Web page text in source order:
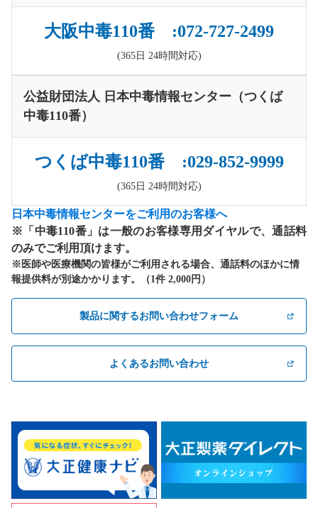
大阪中毒110番 :072-727-2499
(365日 24時間対応)
公益財団法人 日本中毒情報センター（つくば
中毒110番）
つくば中毒110番 :029-852-9999
(365日 24時間対応)
日本中毒情報センターをご利用のお客様へ
※「中毒110番」は一般のお客様専用ダイヤルで、通話料
のみでご利用頂けます。
※医師や医療機関の皆様がご利用される場合、通話料のほかに情
報提供料が別途かかります。（1件 2,000円）
製品に関するお問い合わせフォーム
よくあるお問い合わせ